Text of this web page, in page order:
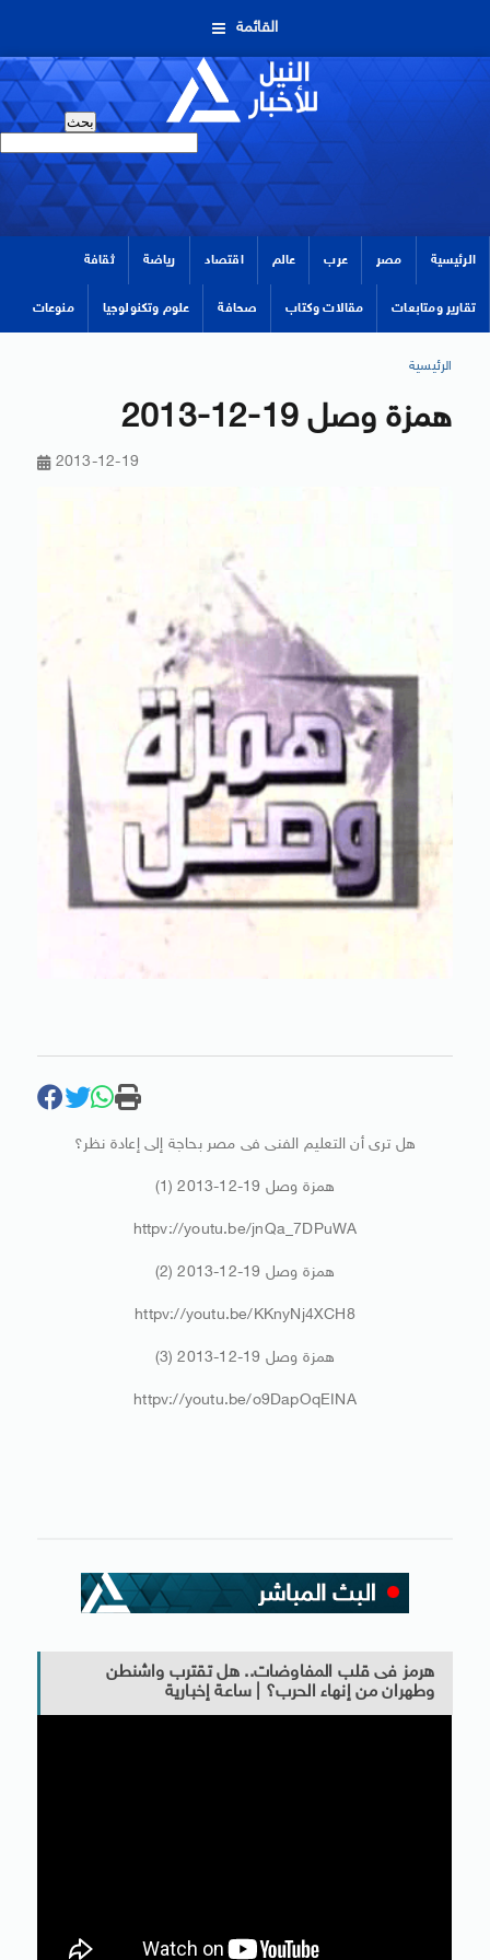
القائمة
الرئيسية مصر عرب عالم اقتصاد رياضة ثقافة
تقارير ومتابعات مقالات وكتاب صحافة علوم وتكنولوجيا منوعات
الرئيسية
همزة وصل 19-12-2013
2013-12-19
هل ترى أن التعليم الفنى فى مصر بحاجة إلى إعادة نظر؟
همزة وصل 19-12-2013 (1)
httpv://youtu.be/jnQa_7DPuWA
همزة وصل 19-12-2013 (2)
httpv://youtu.be/KKnyNj4XCH8
همزة وصل 19-12-2013 (3)
httpv://youtu.be/o9DapOqEINA
هرمز فى قلب المفاوضات.. هل تقترب واشنطن
وطهران من إنهاء الحرب؟ | ساعة إخبارية